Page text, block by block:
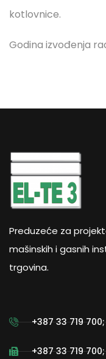
kotlovnice.
Godina izvođenja
Preduzeće za
mašinskih i gasnih
trgovina.
+387 33 719
+387 33 719